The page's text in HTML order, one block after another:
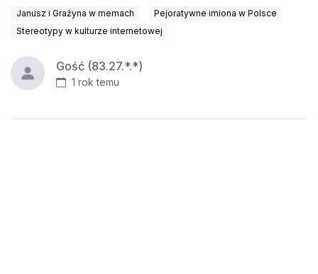
Janusz i Grażyna w memach
Pejoratywne imiona w Polsce
Stereotypy w kulturze internetowej
Gość (83.27.*.*)
1 rok temu